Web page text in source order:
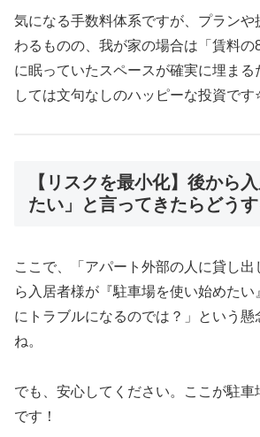
気になる手数料体系ですが、プランや
わるものの、我が家の場合は「賃料の
に眠っていたスペースが確実に埋まる
しては文句なしのハッピーな投資です
【リスクを最小化】後から
たい」と言ってきたらどうす
ここで、「アパート外部の人に貸し
ら入居者様が『駐車場を使い始めたい
にトラブルになるのでは？」という懸
ね。
でも、安心してください。ここが駐車
です！